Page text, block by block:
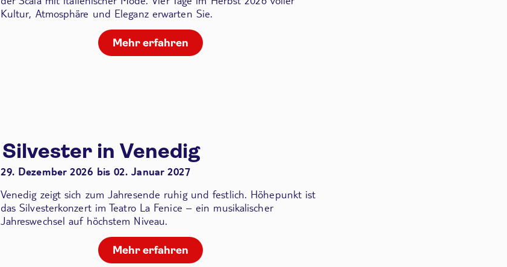
Kultur, Atmosphäre und Eleganz erwarten Sie.
Mehr erfahren
Silvester in Venedig
29. Dezember 2026 bis 02. Januar 2027
Venedig zeigt sich zum Jahresende ruhig und festlich. Höhepunkt ist
das Silvesterkonzert im Teatro La Fenice – ein musikalischer
Jahreswechsel auf höchstem Niveau.
Mehr erfahren